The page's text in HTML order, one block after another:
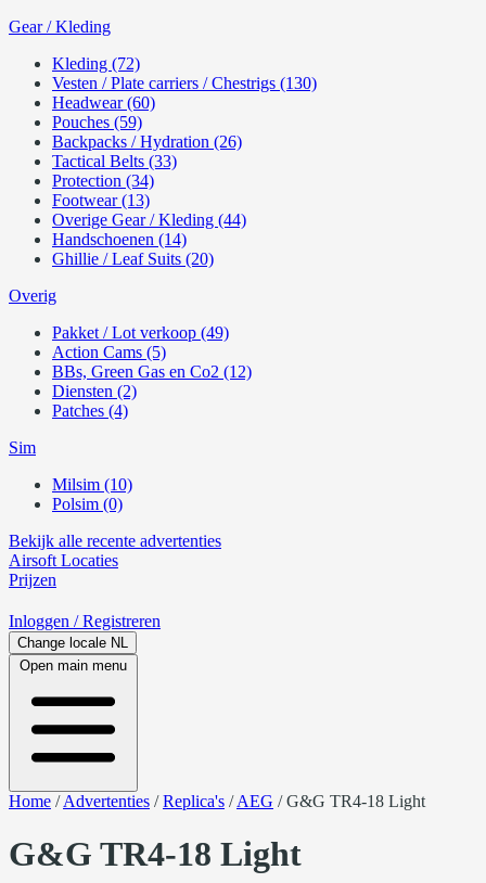
Gear / Kleding
Kleding (72)
Vesten / Plate carriers / Chestrigs (130)
Headwear (60)
Pouches (59)
Backpacks / Hydration (26)
Tactical Belts (33)
Protection (34)
Footwear (13)
Overige Gear / Kleding (44)
Handschoenen (14)
Ghillie / Leaf Suits (20)
Overig
Pakket / Lot verkoop (49)
Action Cams (5)
BBs, Green Gas en Co2 (12)
Diensten (2)
Patches (4)
Sim
Milsim (10)
Polsim (0)
Bekijk alle recente advertenties
Airsoft Locaties
Prijzen
Inloggen / Registreren
Change locale NL
Open main menu
Home /Advertenties /Replica's /AEG /G&G TR4-18 Light
G&G TR4-18 Light